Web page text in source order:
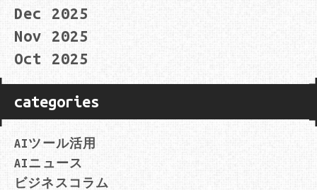
Dec 2025
Nov 2025
Oct 2025
categories
AIツール活用
AIニュース
ビジネスコラム